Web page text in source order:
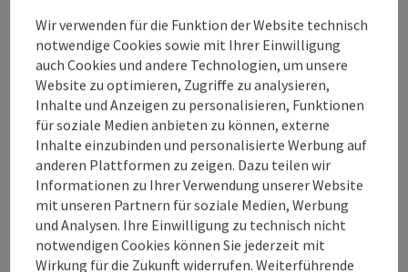
Die Reservierung eines Wohnmobilstellplatzes ist
nicht möglich.
Die maximale Aufenthaltsdauer auf dem
Wohnmobilstellplatz beträgt sieben Tage.
Der Wohnmobilstellplatz ist Tag und Nacht
zugänglich.
Den Wohnmobilstellplatz der Stadt Burghausen
dürfen nur Gäste mit Wohnmobil nutzen. Wohnwägen
sind auf dem Gelände ebenso verboten wie der Aufbau
Wir verwenden für die Funktion der Website technisch
notwendige Cookies sowie mit Ihrer Einwilligung
auch Cookies und andere Technologien, um unsere
Website zu optimieren, Zugriffe zu analysieren,
Inhalte und Anzeigen zu personalisieren, Funktionen
für soziale Medien anbieten zu können, externe
Inhalte einzubinden und personalisierte Werbung auf
anderen Plattformen zu zeigen. Dazu teilen wir
Informationen zu Ihrer Verwendung unserer Website
mit unseren Partnern für soziale Medien, Werbung
und Analysen. Ihre Einwilligung zu technisch nicht
notwendigen Cookies können Sie jederzeit mit
Wirkung für die Zukunft widerrufen. Weiterführende